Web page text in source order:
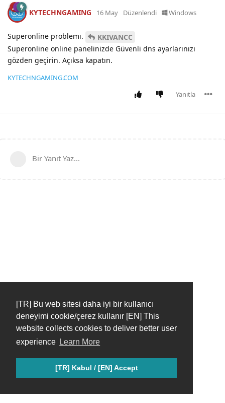
[TR] Bu web sitesi daha iyi bir kullanıcı
deneyimi cookie/çerez kullanır [EN] This
website collects cookies to deliver better user
experience Learn More
[TR] Kabul / [EN] Accept
KYTECHNGAMING 16 May Düzenlendi Windows
Superonline problemı.
KKIVANCC
Superonline online panelinizde Güvenli dns ayarlarınızı
gözden geçirin. Açıksa kapatın.
KYTECHNGAMING.COM
Yanıtla
Bir Yanıt Yaz...